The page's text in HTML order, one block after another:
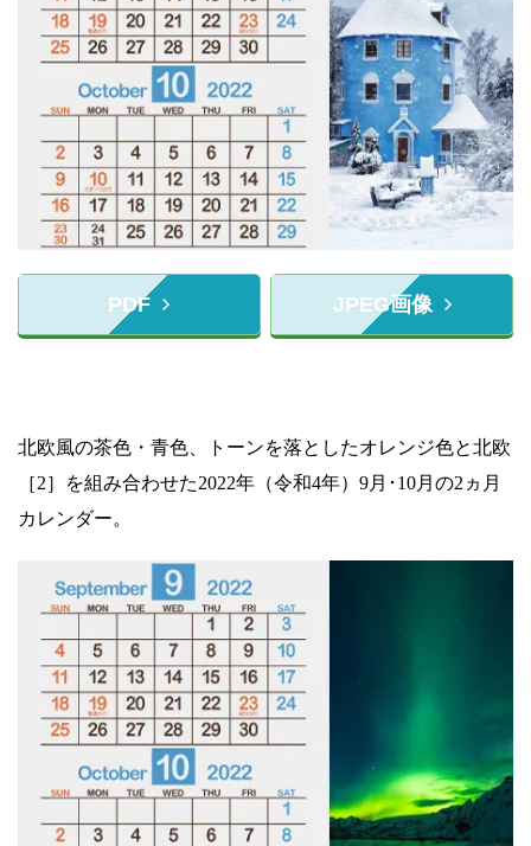
PDF JPEG画像
北欧風の茶色・青色、トーンを落としたオレンジ色と北欧
［2］を組み合わせた2022年（令和4年）9月･10月の2ヵ月
カレンダー。